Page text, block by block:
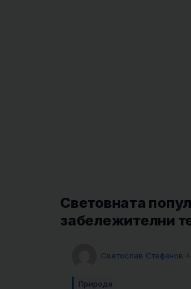
Световната
забележителни
Светослав Стефанов
Природа